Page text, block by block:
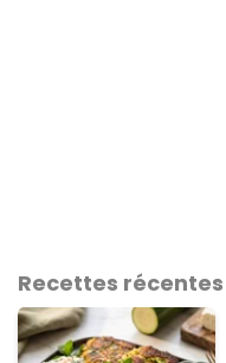
Recettes récentes